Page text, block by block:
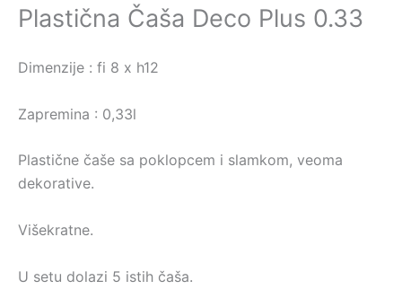
Plastična Čaša Deco Plus 0.33
Dimenzije : fi 8 x h12
Zapremina : 0,33l
Plastične čaše sa poklopcem i slamkom, veoma
dekorative.
Višekratne.
U setu dolazi 5 istih čaša.